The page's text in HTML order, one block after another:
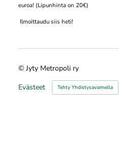
euroa! (Lipunhinta on 20€)
Ilmoittaudu siis heti!
© Jyty Metropoli ry
Evästeet
Tehty Yhdistysavaimella